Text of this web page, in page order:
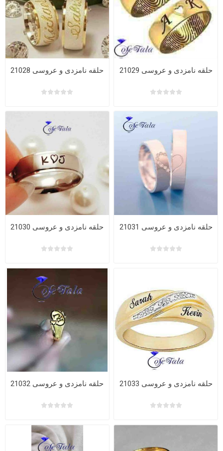
حلقه نامزدی و عروسی 21028 حلقه نامزدی و عروسی 21029
حلقه نامزدی و عروسی 21030 حلقه نامزدی و عروسی 21031
حلقه نامزدی و عروسی 21032 حلقه نامزدی و عروسی 21033